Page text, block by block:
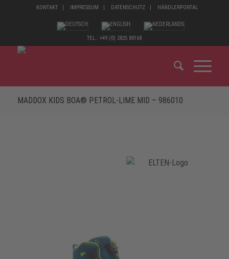
KONTAKT IMPRESSUM DATENSCHUTZ HÄNDLERPORTAL
TEL.: +49 (0) 2825 80168
MADDOX KIDS BOA® PETROL-LIME MID – 986010